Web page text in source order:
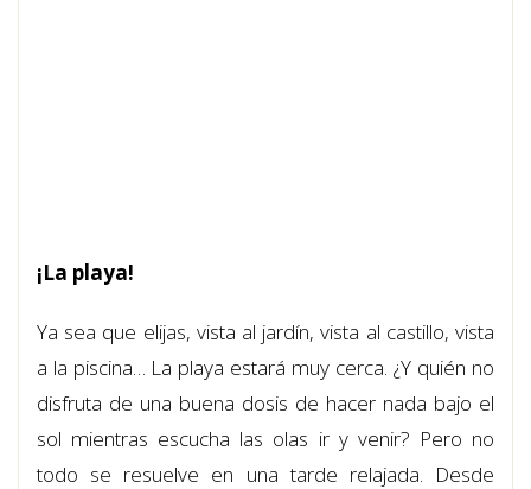
¡La playa!
Ya sea que elijas, vista al jardín, vista al castillo, vista
a la piscina… La playa estará muy cerca. ¿Y quién no
disfruta de una buena dosis de hacer nada bajo el
sol mientras escucha las olas ir y venir? Pero no
todo se resuelve en una tarde relajada. Desde